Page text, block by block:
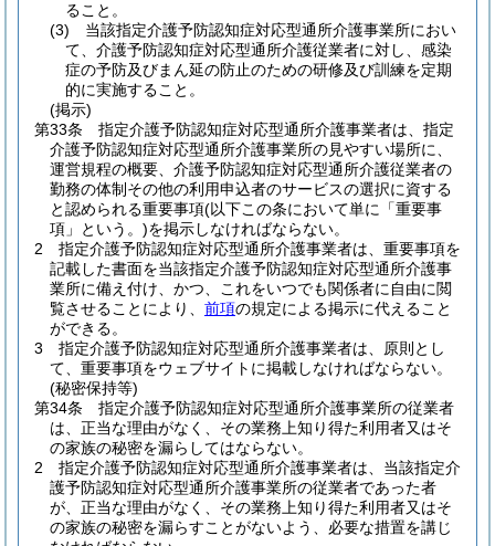
ること。
(3)
当該指定介護予防認知症対応型通所介護事業所におい
て、介護予防認知症対応型通所介護従業者に対し、感染
症の予防及びまん延の防止のための研修及び訓練を定期
的に実施すること。
(掲示)
第33条
指定介護予防認知症対応型通所介護事業者は、指定
介護予防認知症対応型通所介護事業所の見やすい場所に、
運営規程の概要、介護予防認知症対応型通所介護従業者の
勤務の体制その他の利用申込者のサービスの選択に資する
と認められる重要事項(以下この条において単に「重要事
項」という。)を掲示しなければならない。
2
指定介護予防認知症対応型通所介護事業者は、重要事項を
記載した書面を当該指定介護予防認知症対応型通所介護事
業所に備え付け、かつ、これをいつでも関係者に自由に閲
覧させることにより、 前項の規定による掲示に代えること
ができる。
3
指定介護予防認知症対応型通所介護事業者は、原則とし
て、重要事項をウェブサイトに掲載しなければならない。
(秘密保持等)
第34条
指定介護予防認知症対応型通所介護事業所の従業者
は、正当な理由がなく、その業務上知り得た利用者又はそ
の家族の秘密を漏らしてはならない。
2
指定介護予防認知症対応型通所介護事業者は、当該指定介
護予防認知症対応型通所介護事業所の従業者であった者
が、正当な理由がなく、その業務上知り得た利用者又はそ
の家族の秘密を漏らすことがないよう、必要な措置を講じ